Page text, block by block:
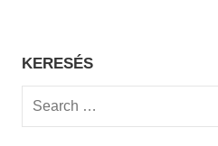
KERESÉS
Search